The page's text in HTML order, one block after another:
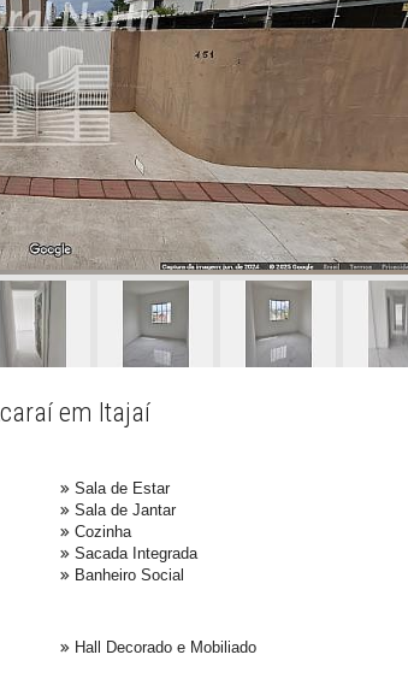
em Itajaí
Sala de Estar
Sala de Jantar
Cozinha
Sacada Integrada
Banheiro Social
Hall Decorado e Mobiliado